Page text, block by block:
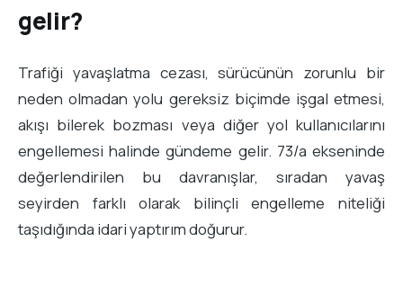
gelir?
Trafiği yavaşlatma cezası, sürücünün zorunlu bir
neden olmadan yolu gereksiz biçimde işgal etmesi,
akışı bilerek bozması veya diğer yol kullanıcılarını
engellemesi halinde gündeme gelir. 73/a ekseninde
değerlendirilen bu davranışlar, sıradan yavaş
seyirden farklı olarak bilinçli engelleme niteliği
taşıdığında idari yaptırım doğurur.